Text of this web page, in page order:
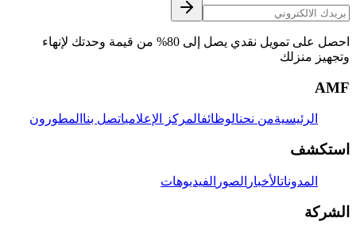
احصل على تمويل نقدي يصل إلى 80% من قيمة وحدتك لإنهاء
وتجهيز منزلك
AMF
الرئيسيةمن نحنالوظائفالمركز الإعلامياتصل بنا المطورون
استكشف
المدوناتالأخبار الصور الفيديوهات
الشركة